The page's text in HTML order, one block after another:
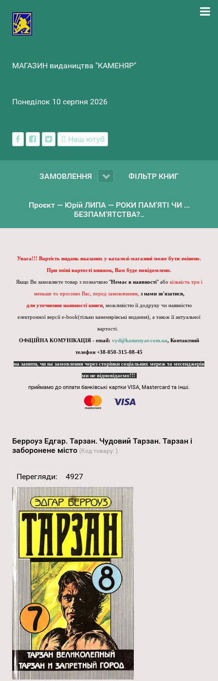
МАГАЗИН видаництва "КАМЕНЯР"
Понеділок 10 серпня 2026
Наш ютуб
ЗАМОВЛЕННЯ ФІЛЬТР КНИГ
Проєкт — Юрій ЛИПА — РОКИ ПАМ'ЯТІ ЧИ ...
БЕЗПАМ’ЯТСТВА?..
Увага!!! Вартість видань вказаних у каталозі-магазині може бути змінено.
При зміні вартості книжок, Вам буде повідомлено.
Якщо Ви замовляєте товар з позначкою "Немає в наявності" або кількість три і
меньше то просимо Вас, перед замовленням, з нами зв'язатися,
для уточнення наявності книги , можливістю її додруку чи наявністю
електронної версії e-book(тільки каменярівські видання), а також її актуальної
вартості.
ОФіЦІЙНА КОМУНІКАЦІЯ - email: vyd@kamenyar.com.ua, Контактний
телефон +38-050-315-08-45
на запити, чи на замовлення через сторінки соціальних мереж та месенджерів
ми не відповідаємо!!!
приймамо до оплати банківські картки VISA, Mastercard та інші.
Берроуз Едгар. Тарзан. Чудовий Тарзан. Тарзан і
заборонене місто (Код товару: )
Перегляди: 4927